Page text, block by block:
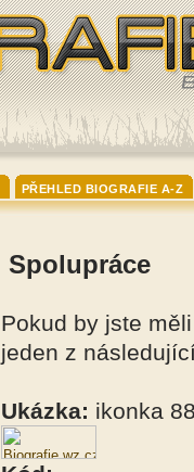
PŘEHLED BIOGRAFIE A-Z
Spolupráce
Pokud by jste
jeden z
Ukázka: ikonka